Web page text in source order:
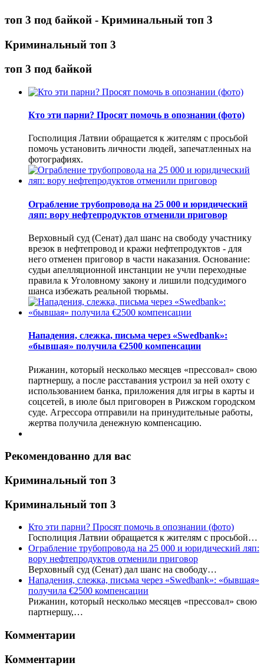
топ 3 под байкой - Криминальный топ 3
Криминальный топ 3
топ 3 под байкой
Кто эти парни? Просят помочь в опознании (фото)
Госполиция Латвии обращается к жителям с просьбой
помочь установить личности людей, запечатленных на
фотографиях.
Ограбление трубопровода на 25 000 и юридический
ляп: вору нефтепродуктов отменили приговор
Верховный суд (Сенат) дал шанс на свободу участнику
врезок в нефтепровод и кражи нефтепродуктов - для
него отменен приговор в части наказания. Основание:
судьи апелляционной инстанции не учли переходные
правила к Уголовному закону и лишили подсудимого
шанса избежать реальной тюрьмы.
Нападения, слежка, письма через «Swedbank»:
«бывшая» получила €2500 компенсации
Рижанин, который несколько месяцев «прессовал» свою
партнершу, а после расставания устроил за ней охоту с
использованием банка, приложения для игры в карты и
соцсетей, в июле был приговорен в Рижском городском
суде. Агрессора отправили на принудительные работы,
жертва получила денежную компенсацию.
Рекомендованно для вас
Криминальный топ 3
Криминальный топ 3
Кто эти парни? Просят помочь в опознании (фото)
Госполиция Латвии обращается к жителям с просьбой…
Ограбление трубопровода на 25 000 и юридический ляп:
вору нефтепродуктов отменили приговор
Верховный суд (Сенат) дал шанс на свободу…
Нападения, слежка, письма через «Swedbank»: «бывшая»
получила €2500 компенсации
Рижанин, который несколько месяцев «прессовал» свою
партнершу,…
Комментарии
Комментарии